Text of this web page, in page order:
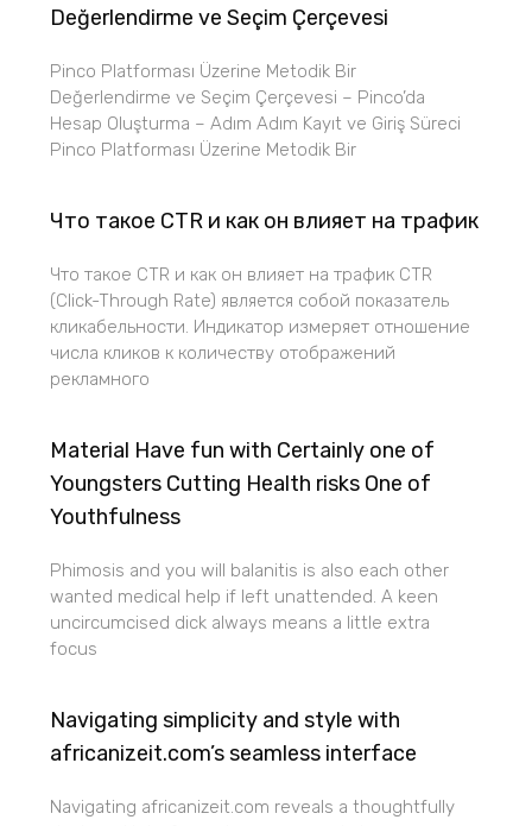
Değerlendirme ve Seçim Çerçevesi
Pinco Platforması Üzerine Metodik Bir
Değerlendirme ve Seçim Çerçevesi – Pinco’da
Hesap Oluşturma – Adım Adım Kayıt ve Giriş Süreci
Pinco Platforması Üzerine Metodik Bir
Что такое CTR и как он влияет на трафик
Что такое CTR и как он влияет на трафик CTR
(Click-Through Rate) является собой показатель
кликабельности. Индикатор измеряет отношение
числа кликов к количеству отображений
рекламного
Material Have fun with Certainly one of
Youngsters Cutting Health risks One of
Youthfulness
Phimosis and you will balanitis is also each other
wanted medical help if left unattended. A keen
uncircumcised dick always means a little extra
focus
Navigating simplicity and style with
africanizeit.com’s seamless interface
Navigating africanizeit.com reveals a thoughtfully